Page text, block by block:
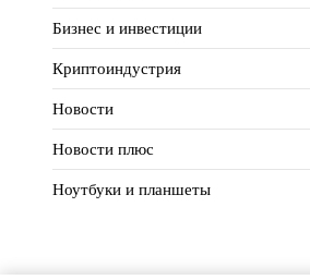
Бизнес и инвестиции
Криптоиндустрия
Новости
Новости плюс
Ноутбуки и планшеты